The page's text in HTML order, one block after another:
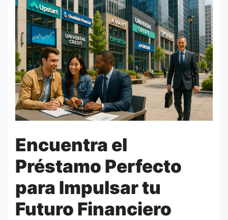
Encuentra el
Préstamo Perfecto
para Impulsar tu
Futuro Financiero